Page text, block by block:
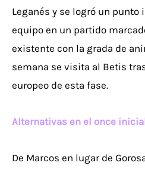
Leganés y se logró un
equipo en un partido
existente con la grada de
semana se visita al Betis
europeo de esta fase.
Alternativas en el once
De Marcos en lugar de